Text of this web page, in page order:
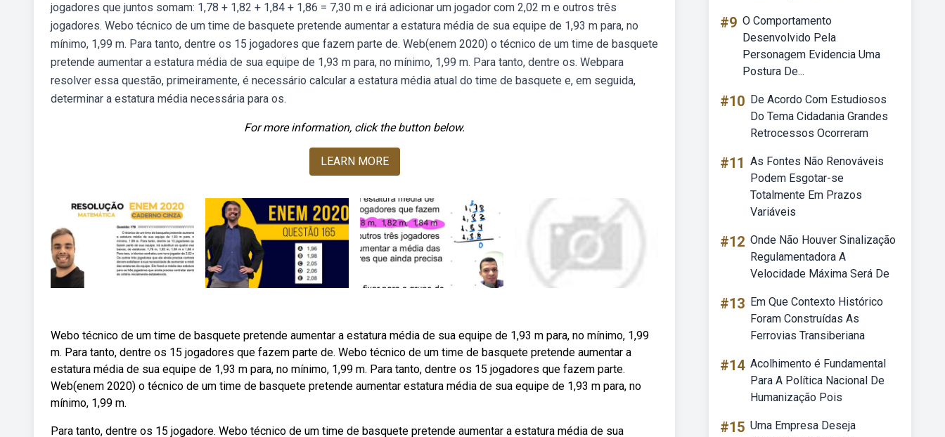
jogadores que juntos somam: 1,78 + 1,82 + 1,84 + 1,86 = 7,30 m e irá adicionar um jogador com 2,02 m e outros três
jogadores. Webo técnico de um time de basquete pretende aumentar a estatura média de sua equipe de 1,93 m para, no
mínimo, 1,99 m. Para tanto, dentre os 15 jogadores que fazem parte de. Web(enem 2020) o técnico de um time de basquete
pretende aumentar a estatura média de sua equipe de 1,93 m para, no mínimo, 1,99 m. Para tanto, dentre os. Webpara
resolver essa questão, primeiramente, é necessário calcular a estatura média atual do time de basquete e, em seguida,
determinar a estatura média necessária para os.
For more information, click the button below.
LEARN MORE
Webo técnico de um time de basquete pretende aumentar a estatura média de sua equipe de 1,93 m para, no mínimo, 1,99
m. Para tanto, dentre os 15 jogadores que fazem parte de. Webo técnico de um time de basquete pretende aumentar a
estatura média de sua equipe de 1,93 m para, no mínimo, 1,99 m. Para tanto, dentre os 15 jogadores que fazem parte.
Web(enem 2020) o técnico de um time de basquete pretende aumentar estatura média de sua equipe de 1,93 m para, no
mínimo, 1,99 m.
Para tanto, dentre os 15 jogadore. Webo técnico de um time de basquete pretende aumentar a estatura média de sua
#9 O Comportamento
Desenvolvido Pela
Personagem Evidencia Uma
Postura De...
#10 De Acordo Com Estudiosos
Do Tema Cidadania Grandes
Retrocessos Ocorreram
#11 As Fontes Não Renováveis
Podem Esgotar-se
Totalmente Em Prazos
Variáveis
#12 Onde Não Houver Sinalização
Regulamentadora A
Velocidade Máxima Será De
#13 Em Que Contexto Histórico
Foram Construídas As
Ferrovias Transiberiana
#14 Acolhimento é Fundamental
Para A Política Nacional De
Humanização Pois
#15 Uma Empresa Deseja